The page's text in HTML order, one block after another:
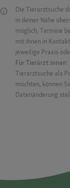
Die Tierarztsuche
in deiner Nähe
möglich, Termine
mit ihnen in
jeweilige Praxis
Für Tierärzt:innen:
Tierarztsuche als
möchten, können
Datenänderung